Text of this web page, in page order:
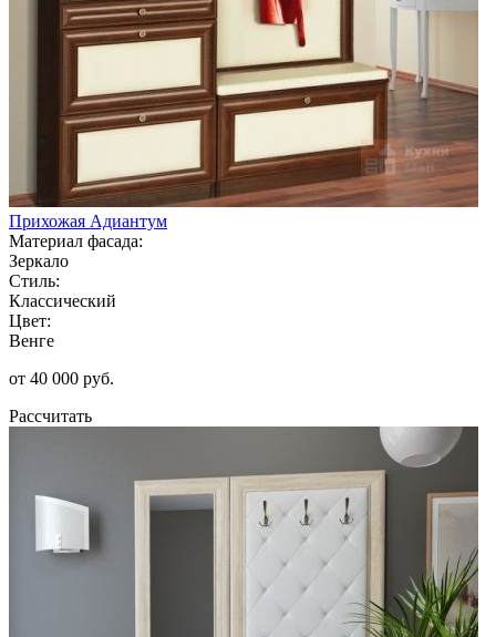
Прихожая Адиантум
Материал фасада:
Зеркало
Стиль:
Классический
Цвет:
Венге
от 40 000 руб.
Рассчитать